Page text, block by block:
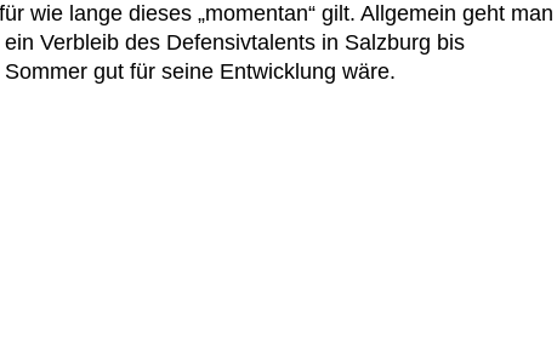
wie lange dieses „momentan“ gilt. Allgemein geht man
Verbleib des Defensivtalents in Salzburg bis
gut für seine Entwicklung wäre.